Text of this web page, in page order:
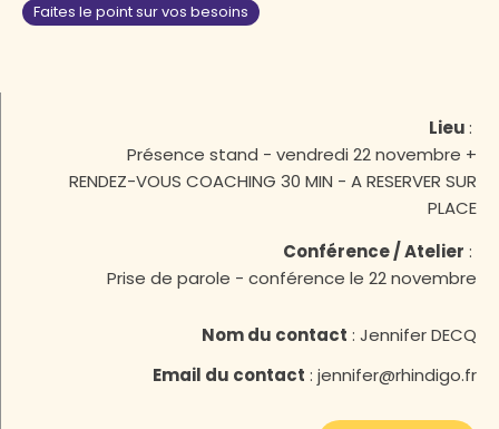
Faites le point sur vos besoins
Lieu:
Présence stand - vendredi 22 novembre +
RENDEZ-VOUS COACHING 30 MIN - A RESERVER SUR
PLACE
Conférence / Atelier :
Prise de parole - conférence le 22 novembre
Nom du contact : Jennifer DECQ
Email du contact : jennifer@rhindigo.fr